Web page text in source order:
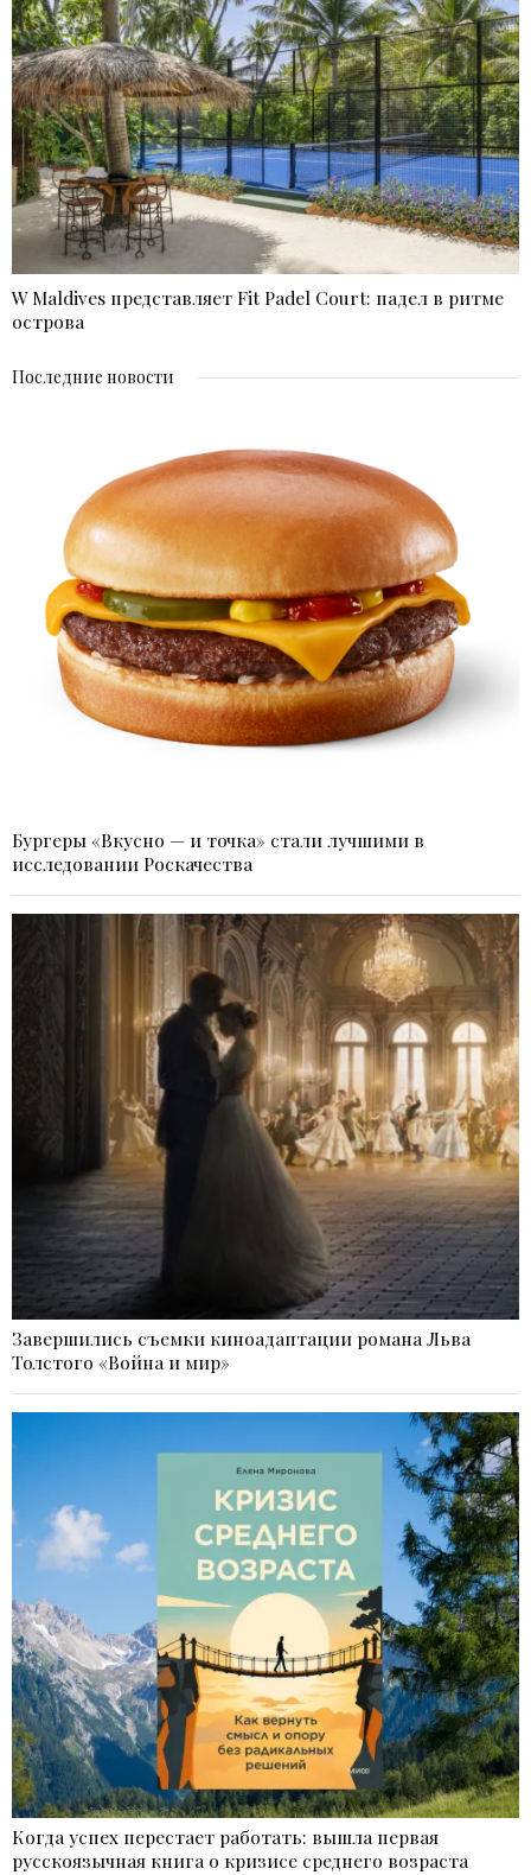
W Maldives представляет Fit Padel Court: падел в ритме
острова
Последние новости
Бургеры «Вкусно — и точка» стали лучшими в
исследовании Роскачества
Завершились съемки киноадаптации романа Льва
Толстого «Война и мир»
Когда успех перестает работать: вышла первая
русскоязычная книга о кризисе среднего возраста